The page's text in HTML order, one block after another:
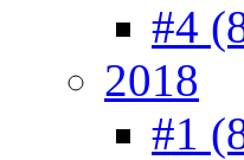
#4
2018
#1